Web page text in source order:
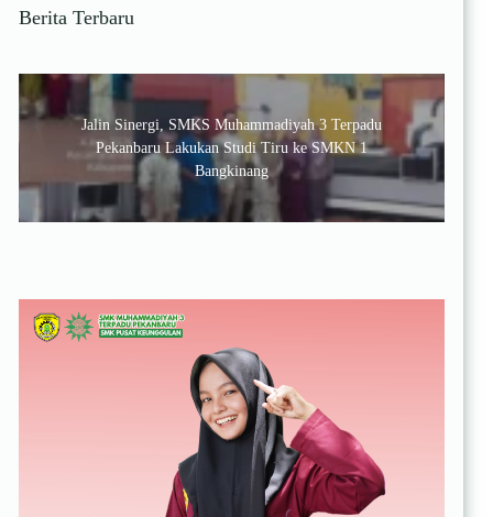
Berita Terbaru
Jalin Sinergi, SMKS Muhammadiyah 3 Terpadu
Pekanbaru Lakukan Studi Tiru ke SMKN 1
Bangkinang